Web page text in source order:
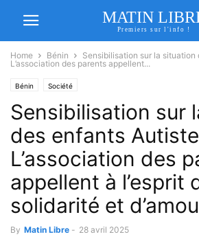
MATIN
Premiers sur l'info !
Home Bénin
Sensibilisation sur la situation
L’association des parents appellent...
Bénin Société
Sensibilisation sur
des enfants
L’association des
appellent à l’esprit
solidarité et
By Matin Libre - 28 avril 2025